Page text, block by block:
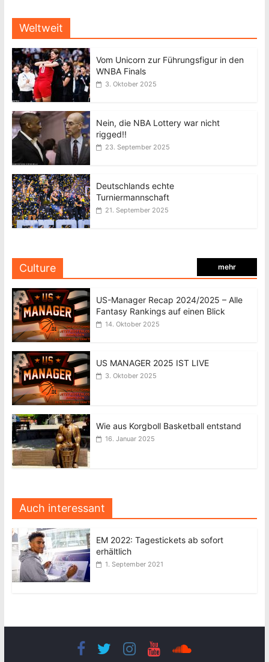
Weltweit
Vom Unicorn zur Führungsfigur in den
WNBA Finals
3. Oktober 2025
Nein, die NBA Lottery war nicht
rigged!!
23. September 2025
Deutschlands echte
Turniermannschaft
21. September 2025
Culture mehr
US-Manager Recap 2024/2025 – Alle
Fantasy Rankings auf einen Blick
14. Oktober 2025
US MANAGER 2025 IST LIVE
3. Oktober 2025
Wie aus Korgboll Basketball entstand
16. Januar 2025
Auch interessant
EM 2022: Tagestickets ab sofort
erhältlich
1. September 2021